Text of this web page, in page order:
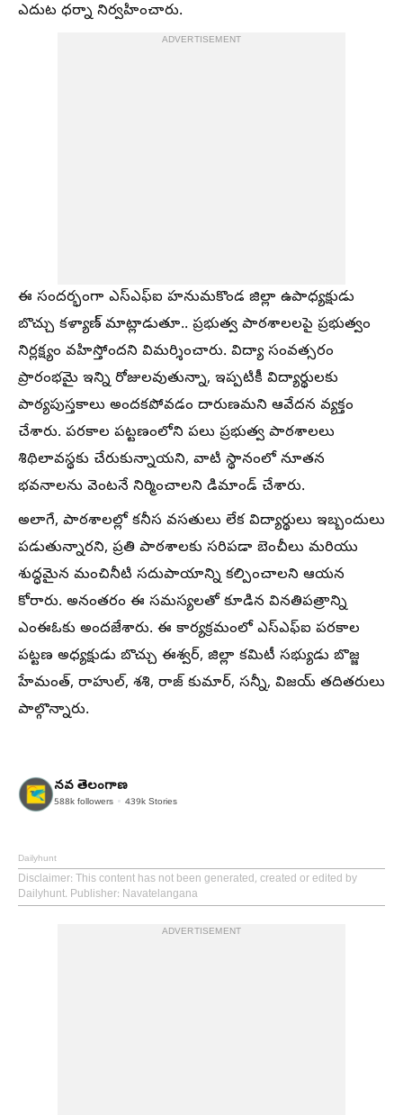
ఎదుట ధర్నా నిర్వహించారు.
ADVERTISEMENT
ఈ సందర్భంగా ఎస్ఎఫ్ఐ హనుమకొండ జిల్లా ఉపాధ్యక్షుడు
బొచ్చు కళ్యాణ్ మాట్లాడుతూ.. ప్రభుత్వ పాఠశాలలపై ప్రభుత్వం
నిర్లక్ష్యం వహిస్తోందని విమర్శించారు. విద్యా సంవత్సరం
ప్రారంభమై ఇన్ని రోజులవుతున్నా, ఇప్పటికీ విద్యార్థులకు
పాఠ్యపుస్తకాలు అందకపోవడం దారుణమని ఆవేదన వ్యక్తం
చేశారు. పరకాల పట్టణంలోని పలు ప్రభుత్వ పాఠశాలలు
శిథిలావస్థకు చేరుకున్నాయని, వాటి స్థానంలో నూతన
భవనాలను వెంటనే నిర్మించాలని డిమాండ్ చేశారు.
అలాగే, పాఠశాలల్లో కనీస వసతులు లేక విద్యార్థులు ఇబ్బందులు
పడుతున్నారని, ప్రతి పాఠశాలకు సరిపడా బెంచీలు మరియు
శుద్ధమైన మంచినీటి సదుపాయాన్ని కల్పించాలని ఆయన
కోరారు. అనంతరం ఈ సమస్యలతో కూడిన వినతిపత్రాన్ని
ఎంఈఓకు అందజేశారు. ఈ కార్యక్రమంలో ఎస్ఎఫ్ఐ పరకాల
పట్టణ అధ్యక్షుడు బొచ్చు ఈశ్వర్, జిల్లా కమిటీ సభ్యుడు బొజ్జ
హేమంత్, రాహుల్, శశి, రాజ్ కుమార్, సన్నీ, విజయ్ తదితరులు
పాల్గొన్నారు.
నవ తెలంగాణ
588k followers 439k Stories
Dailyhunt
Disclaimer: This content has not been generated, created or edited by
Dailyhunt. Publisher: Navatelangana
ADVERTISEMENT